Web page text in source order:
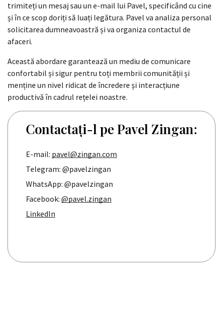
trimiteți un mesaj sau un e-mail lui Pavel, specificând cu cine
și în ce scop doriți să luați legătura. Pavel va analiza personal
solicitarea dumneavoastră și va organiza contactul de
afaceri.
Această abordare garantează un mediu de comunicare
confortabil și sigur pentru toți membrii comunității și
menține un nivel ridicat de încredere și interacțiune
productivă în cadrul rețelei noastre.
Contactați-l pe Pavel Zingan:
E-mail: pavel@zingan.com
Telegram: @pavelzingan
WhatsApp: @pavelzingan
Facebook: @pavel.zingan
LinkedIn